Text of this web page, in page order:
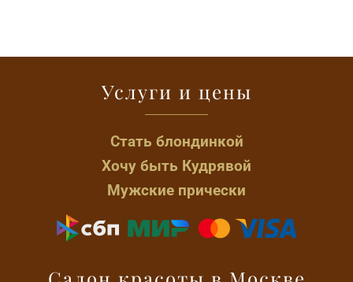
Услуги и цены
Стать блондинкой
Хочу быть Кудрявой
Мужские прически